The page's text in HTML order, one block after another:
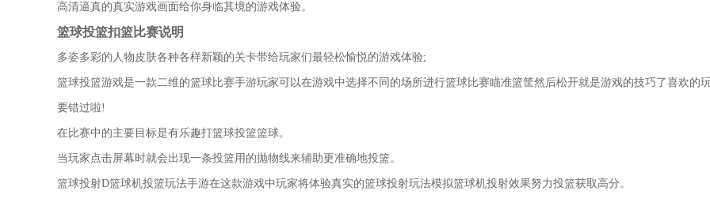
高清逼真的真实游戏画面给你身临其境的游戏体验。
篮球投篮扣篮比赛说明
多姿多彩的人物皮肤各种各样新颖的关卡带给玩家们最轻松愉悦的游戏体验;
篮球投篮游戏是一款二维的篮球比赛手游玩家可以在游戏中选择不同的场所进行篮球比赛瞄准篮筐然后松开就是游戏的技巧了喜欢的
要错过啦!
在比赛中的主要目标是有乐趣打篮球投篮篮球。
当玩家点击屏幕时就会出现一条投篮用的抛物线来辅助更准确地投篮。
篮球投射D篮球机投篮玩法手游在这款游戏中玩家将体验真实的篮球投射玩法模拟篮球机投射效果努力投篮获取高分。